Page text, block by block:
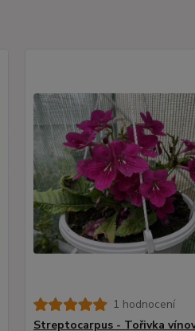
1 hodnocení
Streptocarpus - Tořivka